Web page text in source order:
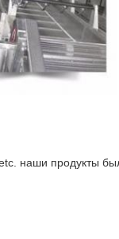
наши продукты